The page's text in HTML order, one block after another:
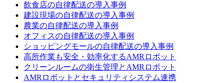
飲食店の自律配送の導入事例
建設現場の自律配送の導入事例
農業の自律配送の導入事例
オフィスの自律配送の導入事例
ショッピングモールの自律配送の導入事例
高所作業も安全・効率化するAMRロボット
クリーンルームの衛生管理とAMRロボット
AMRロボットとセキュリティシステム連携